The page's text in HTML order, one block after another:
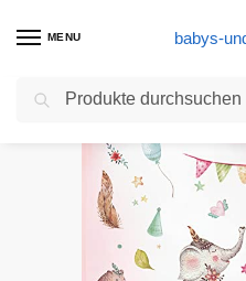
MENU babys-
Start Wandtattoo Produkte / WandSticker4U®- XL